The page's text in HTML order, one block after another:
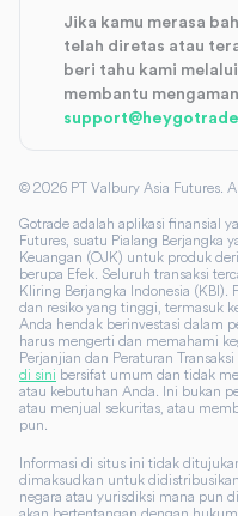
Jika kamu merasa
telah diretas atau
beri tahu kami
membantu
© 2026 PT Valbury Asia Futures.
Gotrade adalah aplikasi finansial
Futures, suatu Pialang Berjangka
Keuangan (OJK) untuk produk
berupa Efek. Seluruh transaksi
Kliring Berjangka Indonesia
dan resiko yang tinggi, termasuk
Anda hendak berinvestasi dalam
harus mengerti dan memahami
Perjanjian dan Peraturan
di sini bersifat umum dan tidak
atau kebutuhan Anda. Ini bukan
atau menjual sekuritas, atau
pun.
Informasi di situs ini tidak
dimaksudkan untuk
negara atau yurisdiksi mana pun